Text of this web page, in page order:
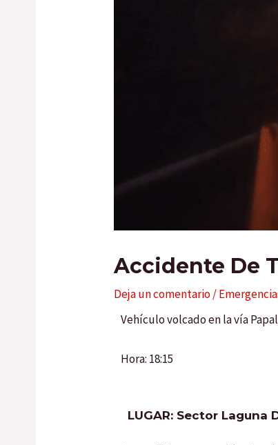
Accidente De
Deja un comentario/
Vehículo volcado en la vía
Hora: 18:15
LUGAR: Sector Laguna